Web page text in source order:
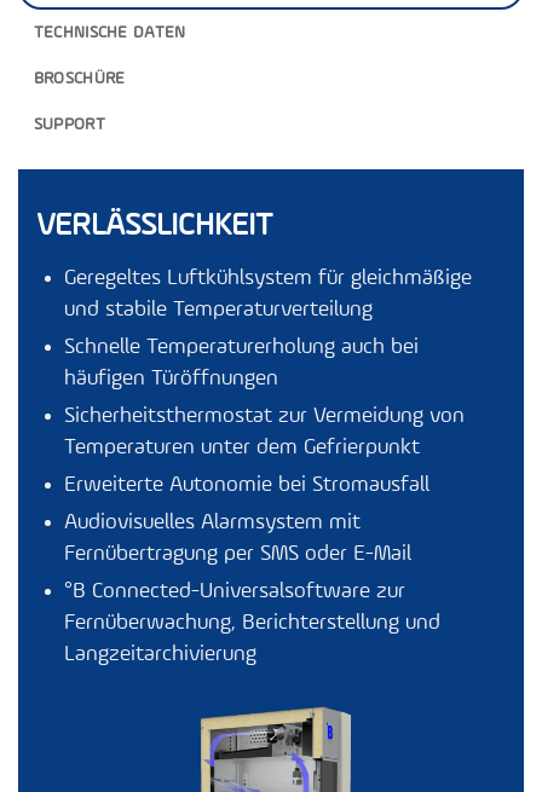
TECHNISCHE DATEN
BROSCHÜRE
SUPPORT
VERLÄSSLICHKEIT
Geregeltes Luftkühlsystem für gleichmäßige
und stabile Temperaturverteilung
Schnelle Temperaturerholung auch bei
häufigen Türöffnungen
Sicherheitsthermostat zur Vermeidung von
Temperaturen unter dem Gefrierpunkt
Erweiterte Autonomie bei Stromausfall
Audiovisuelles Alarmsystem mit
Fernübertragung per SMS oder E-Mail
°B Connected-Universalsoftware zur
Fernüberwachung, Berichterstellung und
Langzeitarchivierung